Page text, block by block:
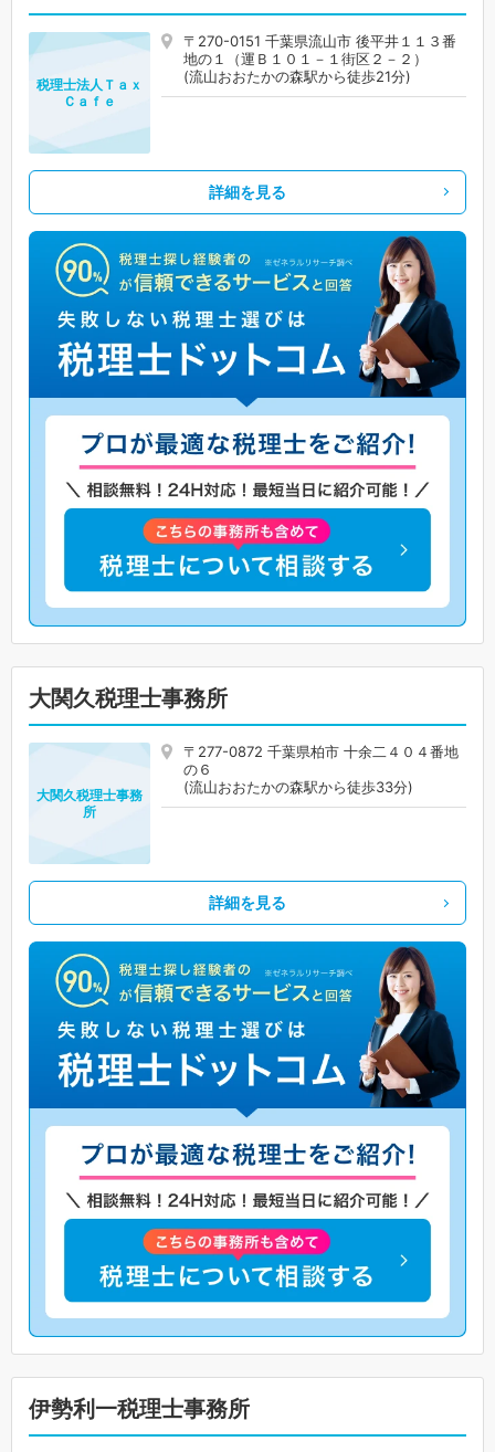
〒270-0151 千葉県流山市 後平井１１３番
地の１（運Ｂ１０１－１街区２－２）
(流山おおたかの森駅から徒歩21分)
税理士法人Ｔａｘ
Ｃａｆｅ
詳細を見る
大関久税理士事務所
〒277-0872 千葉県柏市 十余二４０４番地
の６
(流山おおたかの森駅から徒歩33分)
大関久税理士事務
所
詳細を見る
伊勢利一税理士事務所